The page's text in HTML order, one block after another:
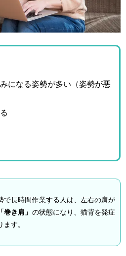
になる姿勢が多い（姿勢が悪
で長時間作業する人は、左右の肩が
「巻き肩」 の状態になり、猫背を発症
ます。